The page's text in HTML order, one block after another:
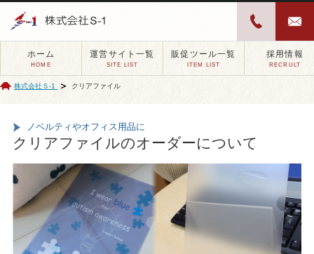
ホーム
HOME
運営サイト一覧
SITE LIST
販促ツール一覧
ITEM LIST
採用情報
RECRULT
株式会社Ｓ-1 クリアファイル
ノベルティやオフィス用品に
クリアファイルのオーダーについて